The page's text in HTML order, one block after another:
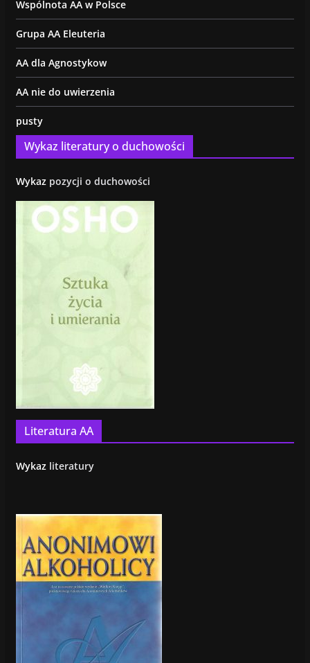
Wspólnota AA w Polsce
Grupa AA Eleuteria
AA dla Agnostykow
AA nie do uwierzenia
pusty
Wykaz literatury o duchowości
Wykazpozycji o duchowości
Literatura AA
Wykazliteratury